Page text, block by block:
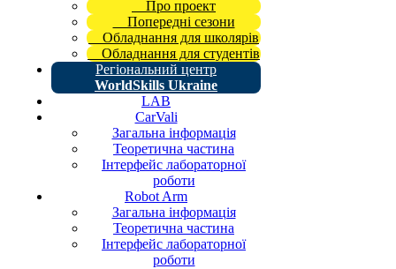
Про проект
Попередні сезони
Обладнання для школярів
Обладнання для студентів
Регіональний центр
WorldSkills Ukraine
LAB
CarVali
Загальна інформація
Теоретична частина
Інтерфейс лабораторної
роботи
Robot Arm
Загальна інформація
Теоретична частина
Інтерфейс лабораторної
роботи